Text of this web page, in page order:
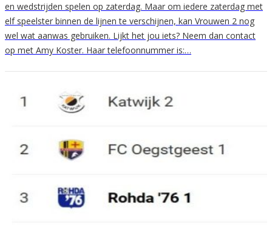
en wedstrijden spelen op zaterdag. Maar om iedere zaterdag met
elf speelster binnen de lijnen te verschijnen, kan Vrouwen 2 nog
wel wat aanwas gebruiken. Lijkt het jou iets? Neem dan contact
op met Amy Koster. Haar telefoonnummer is:…